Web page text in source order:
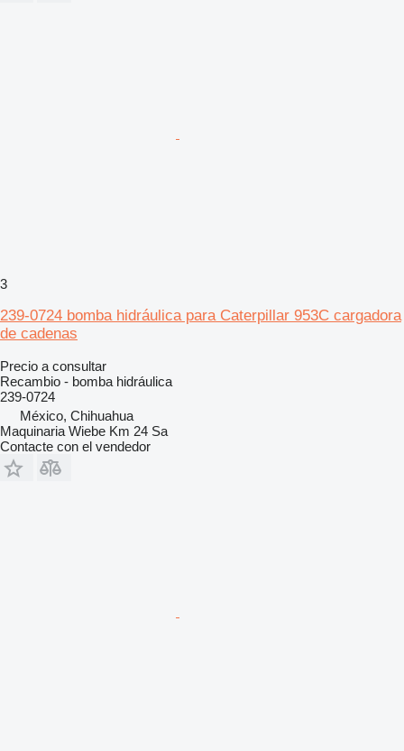
3
239-0724 bomba hidráulica para Caterpillar 953C cargadora
de cadenas
Precio a consultar
Recambio - bomba hidráulica
239-0724
México, Chihuahua
Maquinaria Wiebe Km 24 Sa
Contacte con el vendedor